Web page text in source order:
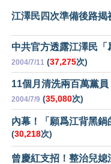
江澤民四次準備後路揭
中共官方透露江澤民「
2004/7/11 (37,275次)
11個月清洗兩百萬黨
2004/7/9 (35,080次)
內幕！「願爲江背黑
(30,218次)
曾慶紅支招！整治兒